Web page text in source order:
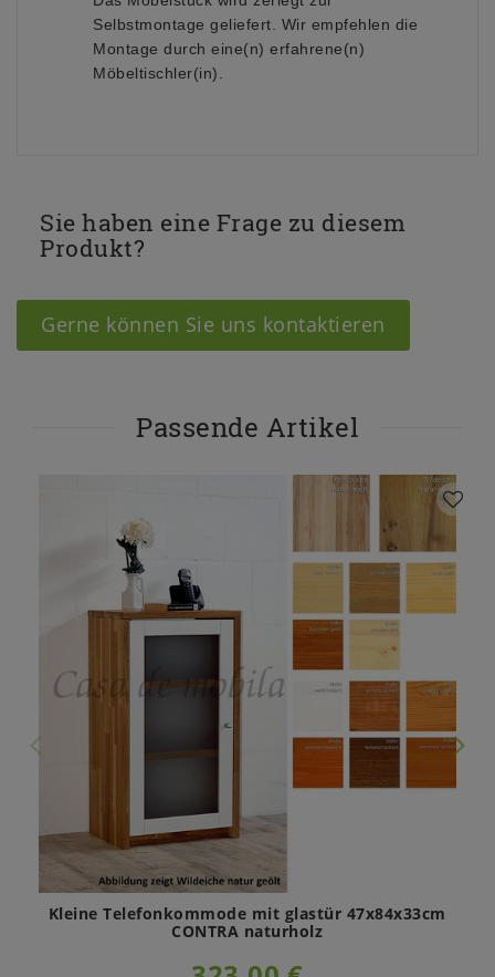
Selbstmontage geliefert. Wir empfehlen die
Montage durch eine(n) erfahrene(n)
Möbeltischler(in).
Sie haben eine Frage zu diesem
Produkt?
Gerne können Sie uns kontaktieren
Passende Artikel
Kleine Telefonkommode mit glastür 47x84x33cm
CONTRA naturholz